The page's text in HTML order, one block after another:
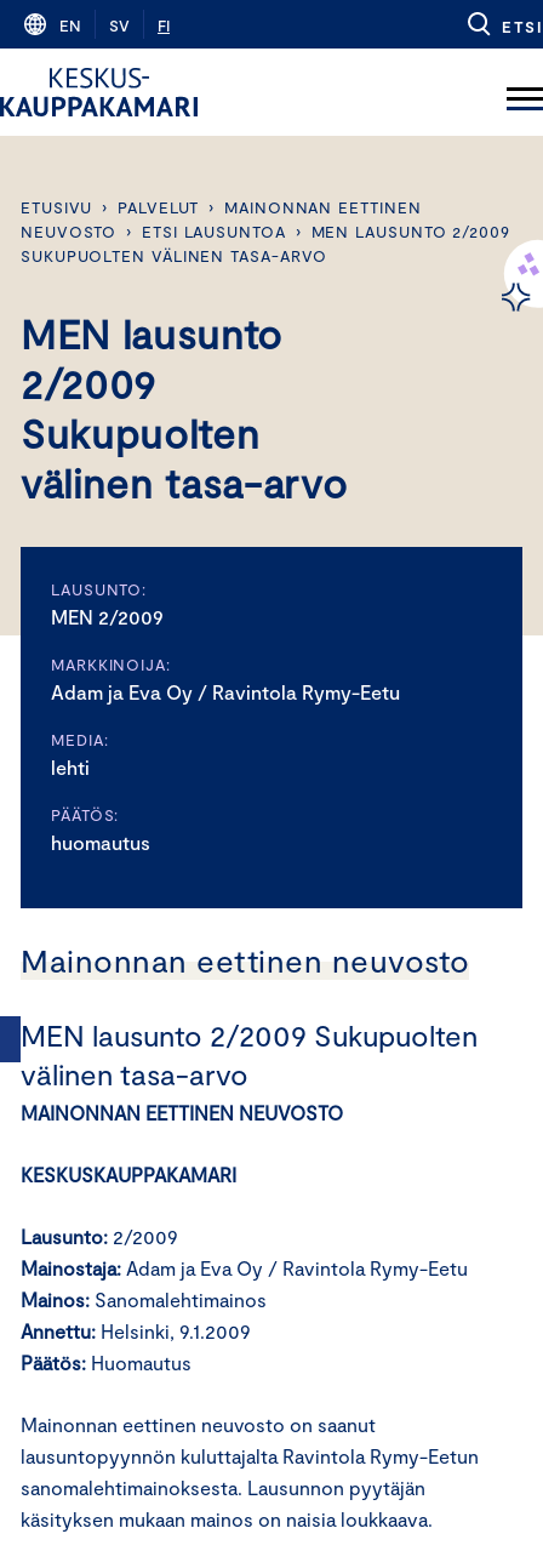
Skip
content
EN SV FI ETSI
ETUSIVU › PALVELUT ›
MAINONNAN EETTINEN
NEUVOSTO
› ETSI LAUSUNTOA ›
MEN LAUSUNTO 2/2009
SUKUPUOLTEN VÄLINEN TASA-ARVO
MEN lausunto
2/2009
Sukupuolten
välinen tasa-arvo
LAUSUNTO:
MEN 2/2009
MARKKINOIJA:
Adam ja Eva Oy / Ravintola Rymy-Eetu
MEDIA:
lehti
PÄÄTÖS:
huomautus
Mainonnan eettinen neuvosto
MEN lausunto 2/2009 Sukupuolten
välinen tasa-arvo
MAINONNAN EETTINEN NEUVOSTO
KESKUSKAUPPAKAMARI
Lausunto: 2/2009
Mainostaja: Adam ja Eva Oy / Ravintola Rymy-Eetu
Mainos: Sanomalehtimainos
Annettu: Helsinki, 9.1.2009
Päätös: Huomautus
Mainonnan eettinen neuvosto on saanut
lausuntopyynnön kuluttajalta Ravintola Rymy-Eetun
sanomalehtimainoksesta. Lausunnon pyytäjän
käsityksen mukaan mainos on naisia loukkaava.